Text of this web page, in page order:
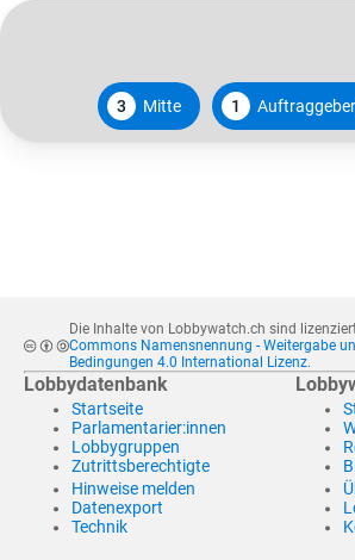
3 Mitte 1
Die Inhalte von Lobbywatch.ch sind
Commons Namensnennung - Weitergabe
Bedingungen 4.0 International Lizenz.
Lobbydatenbank
Startseite
Parlamentarier:innen
Lobbygruppen
Zutrittsberechtigte
Hinweise melden
Datenexport
Technik